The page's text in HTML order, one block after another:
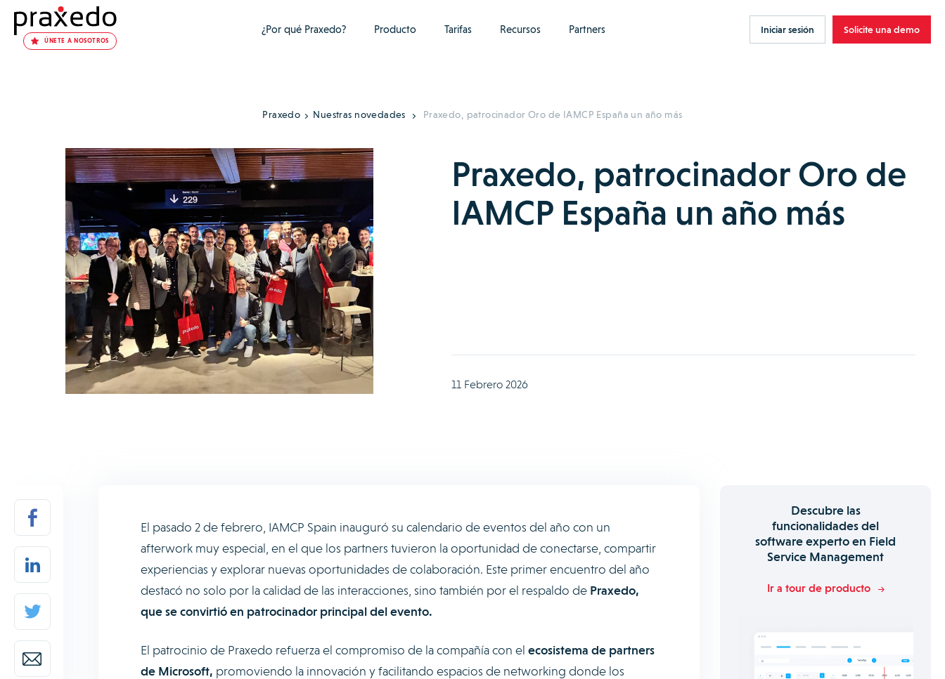
ÚNETE A NOSOTROS
¿Por qué Praxedo? Producto Tarifas Recursos Partners Iniciar sesión Solicite una demo
Praxedo Nuestras novedades Praxedo, patrocinador Oro de IAMCP España un año más
Praxedo, patrocinador Oro de
IAMCP España un año más
11 Febrero 2026
El pasado 2 de febrero, IAMCP Spain inauguró su calendario de eventos del año con un
afterwork muy especial, en el que los partners tuvieron la oportunidad de conectarse, compartir
experiencias y explorar nuevas oportunidades de colaboración. Este primer encuentro del año
destacó no solo por la calidad de las interacciones, sino también por el respaldo de Praxedo,
que se convirtió en patrocinador principal del evento.
El patrocinio de Praxedo refuerza el compromiso de la compañía con el ecosistema de partners
de Microsoft, promoviendo la innovación y facilitando espacios de networking donde los
Descubre las
funcionalidades del
software experto en Field
Service Management
Ir a tour de producto